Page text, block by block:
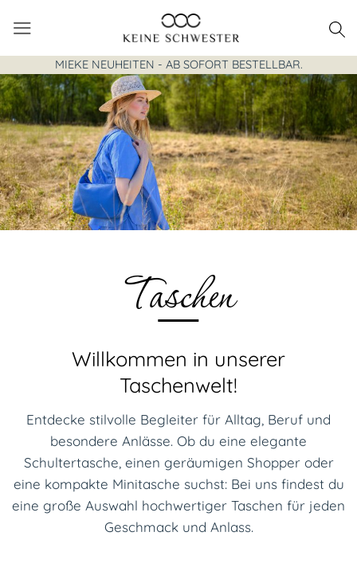
Inhalt
springen
MIEKE NEUHEITEN - AB SOFORT BESTELLBAR.
Taschen
Willkommen in unserer
Taschenwelt!
Entdecke stilvolle Begleiter für Alltag, Beruf und
besondere Anlässe. Ob du eine elegante
Schultertasche, einen geräumigen Shopper oder
eine kompakte Minitasche suchst: Bei uns findest du
eine große Auswahl hochwertiger Taschen für jeden
Geschmack und Anlass.